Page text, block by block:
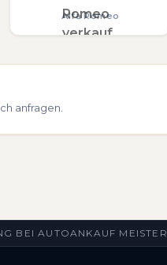
Alfa Romeo
anfragen.
BEI AUTOANKAUF